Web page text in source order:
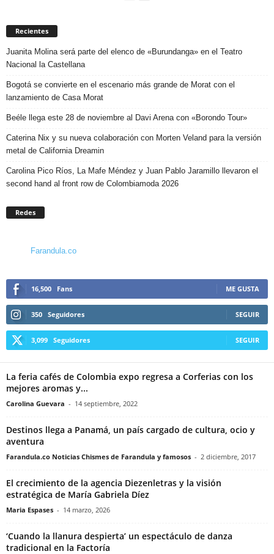
Recientes
Juanita Molina será parte del elenco de «Burundanga» en el Teatro
Nacional la Castellana
Bogotá se convierte en el escenario más grande de Morat con el
lanzamiento de Casa Morat
Beéle llega este 28 de noviembre al Davi Arena con «Borondo Tour»
Caterina Nix y su nueva colaboración con Morten Veland para la versión
metal de California Dreamin
Carolina Pico Ríos, La Mafe Méndez y Juan Pablo Jaramillo llevaron el
second hand al front row de Colombiamoda 2026
Redes
Farandula.co
16,500 Fans ME GUSTA
350 Seguidores SEGUIR
3,099 Seguidores SEGUIR
La feria cafés de Colombia expo regresa a Corferias con los
mejores aromas y...
Carolina Guevara - 14 septiembre, 2022
Destinos llega a Panamá, un país cargado de cultura, ocio y
aventura
Farandula.co Noticias Chismes de Farandula y famosos - 2 diciembre, 2017
El crecimiento de la agencia Diezenletras y la visión
estratégica de María Gabriela Díez
Maria Espases - 14 marzo, 2026
‘Cuando la llanura despierta’ un espectáculo de danza
tradicional en la Factoría